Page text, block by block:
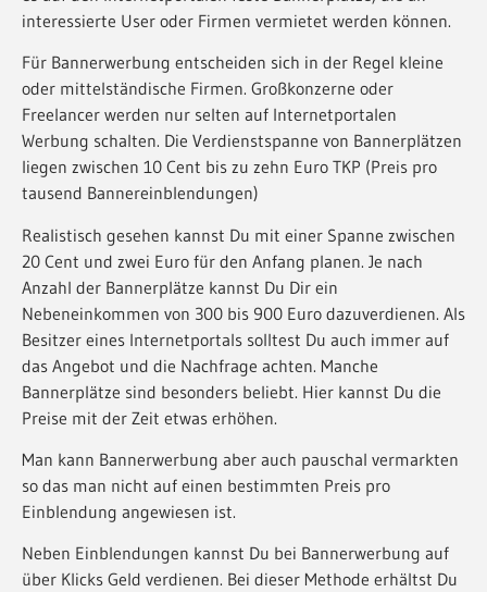
interessierte User oder Firmen vermietet werden können.
Für Bannerwerbung entscheiden sich in der Regel kleine
oder mittelständische Firmen. Großkonzerne oder
Freelancer werden nur selten auf Internetportalen
Werbung schalten. Die Verdienstspanne von Bannerplätzen
liegen zwischen 10 Cent bis zu zehn Euro TKP (Preis pro
tausend Bannereinblendungen)
Realistisch gesehen kannst Du mit einer Spanne zwischen
20 Cent und zwei Euro für den Anfang planen. Je nach
Anzahl der Bannerplätze kannst Du Dir ein
Nebeneinkommen von 300 bis 900 Euro dazuverdienen. Als
Besitzer eines Internetportals solltest Du auch immer auf
das Angebot und die Nachfrage achten. Manche
Bannerplätze sind besonders beliebt. Hier kannst Du die
Preise mit der Zeit etwas erhöhen.
Man kann Bannerwerbung aber auch pauschal vermarkten
so das man nicht auf einen bestimmten Preis pro
Einblendung angewiesen ist.
Neben Einblendungen kannst Du bei Bannerwerbung auf
über Klicks Geld verdienen. Bei dieser Methode erhältst Du